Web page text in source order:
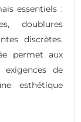
essentiels :
doublures
discrètes.
permet aux
de
esthétique